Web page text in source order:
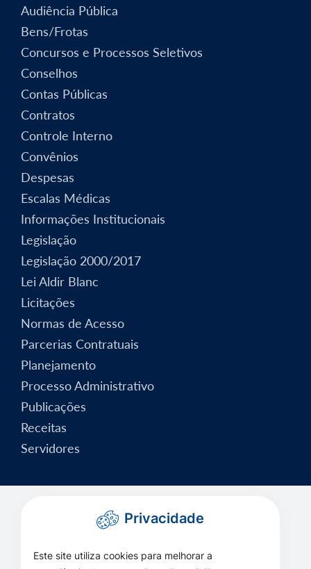
Audiência Pública
Bens/Frotas
Concursos e Processos Seletivos
Conselhos
Contas Públicas
Contratos
Controle Interno
Convênios
Despesas
Escalas Médicas
Informações Institucionais
Legislação
Legislação 2000/2017
Lei Aldir Blanc
Licitações
Normas de Acesso
Parcerias Contratuais
Planejamento
Processo Administrativo
Publicações
Receitas
Servidores
Privacidade
Este site utiliza cookies para melhorar a